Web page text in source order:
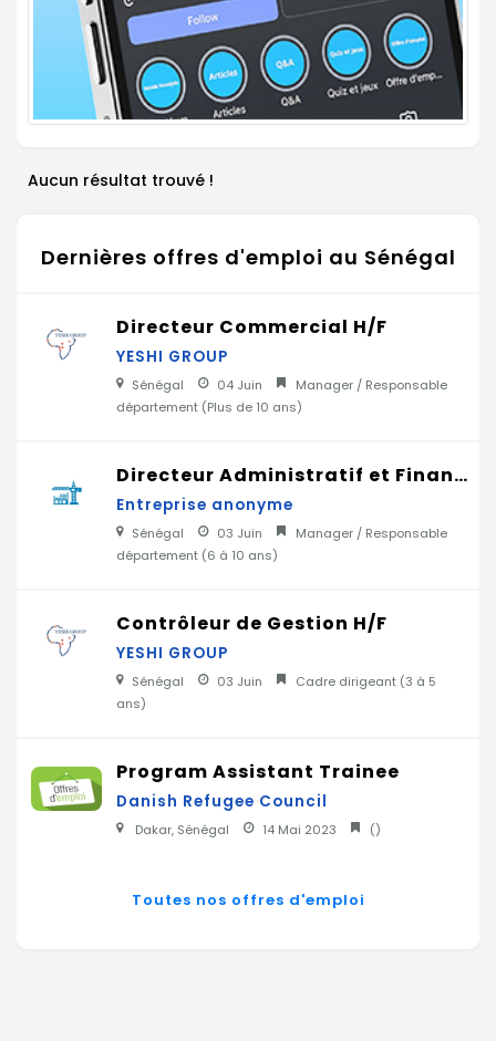
Aucun résultat trouvé !
Dernières offres d'emploi au Sénégal
Directeur Commercial H/F
YESHI GROUP
Sénégal 04 Juin
Manager / Responsable
département (Plus de 10 ans)
Directeur Administratif et Financier H/F
Entreprise anonyme
Sénégal 03 Juin
Manager / Responsable
département (6 à 10 ans)
Contrôleur de Gestion H/F
YESHI GROUP
Sénégal 03 Juin Cadre dirigeant (3 à 5
ans)
Program Assistant Trainee
Danish Refugee Council
Dakar, Sénégal 14 Mai 2023 ()
Toutes nos offres d'emploi